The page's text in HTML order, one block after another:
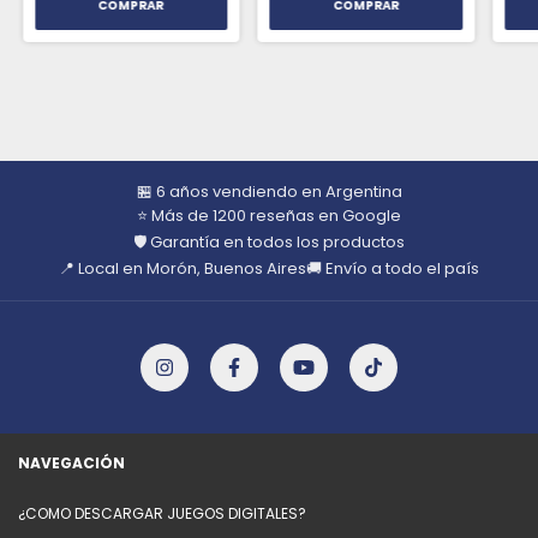
🏪 6 años vendiendo en Argentina
⭐ Más de 1200 reseñas en Google
🛡️ Garantía en todos los productos
📍 Local en Morón, Buenos Aires🚚 Envío a todo el país
NAVEGACIÓN
¿COMO DESCARGAR JUEGOS DIGITALES?